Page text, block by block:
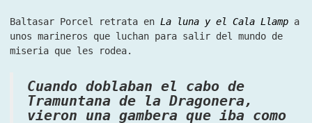
Baltasar Porcel retrata en La luna y el Cala Llampa
unos marineros que luchan para salir del mundo de
miseria que les rodea.
Cuando doblaban el cabo de
Tramuntana de la Dragonera,
vieron una gambera que iba como